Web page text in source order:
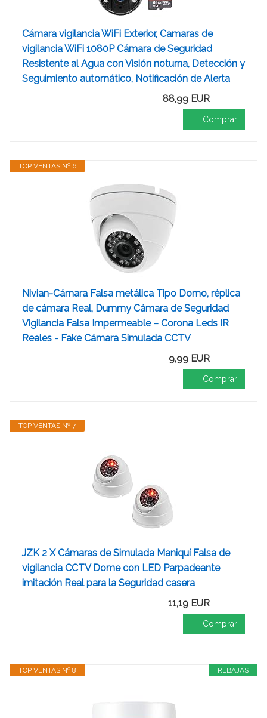
Cámara vigilancia WiFi Exterior, Camaras de
vigilancia WiFi 1080P Cámara de Seguridad
Resistente al Agua con Visión noturna, Detección y
Seguimiento automático, Notificación de Alerta
88,99 EUR
Comprar
TOP VENTAS Nº 6
Nivian-Cámara Falsa metálica Tipo Domo, réplica
de cámara Real, Dummy Cámara de Seguridad
Vigilancia Falsa Impermeable – Corona Leds IR
Reales - Fake Cámara Simulada CCTV
9,99 EUR
Comprar
TOP VENTAS Nº 7
JZK 2 X Cámaras de Simulada Maniquí Falsa de
vigilancia CCTV Dome con LED Parpadeante
imitación Real para la Seguridad casera
11,19 EUR
Comprar
REBAJAS
TOP VENTAS Nº 8